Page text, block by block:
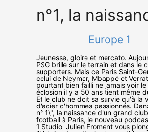
n°1, la
Europe 1
Jeunesse, gloire et mercato.
PSG brille sur le terrain et dans le
supporters. Mais ce Paris Saint-
celui de Neymar, Mbappé et
pourtant bien failli ne jamais voir le
éclosion il y a 50 ans tient même
Et le club ne doit sa survie qu'à la
d'acier d'hommes passionnés.
n° 1\", la naissance d'un grand
football à Paris, le nouveau
1 Studio, Julien Froment vous